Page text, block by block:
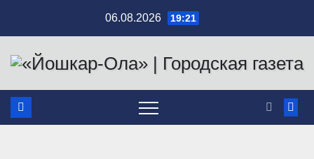
содержимому
06.08.2026 19:21